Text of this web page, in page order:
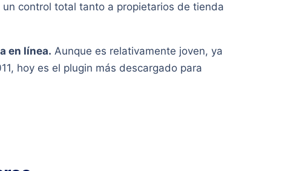
control total tanto a propietarios de tienda
en línea. Aunque es relativamente joven, ya
hoy es el plugin más descargado para